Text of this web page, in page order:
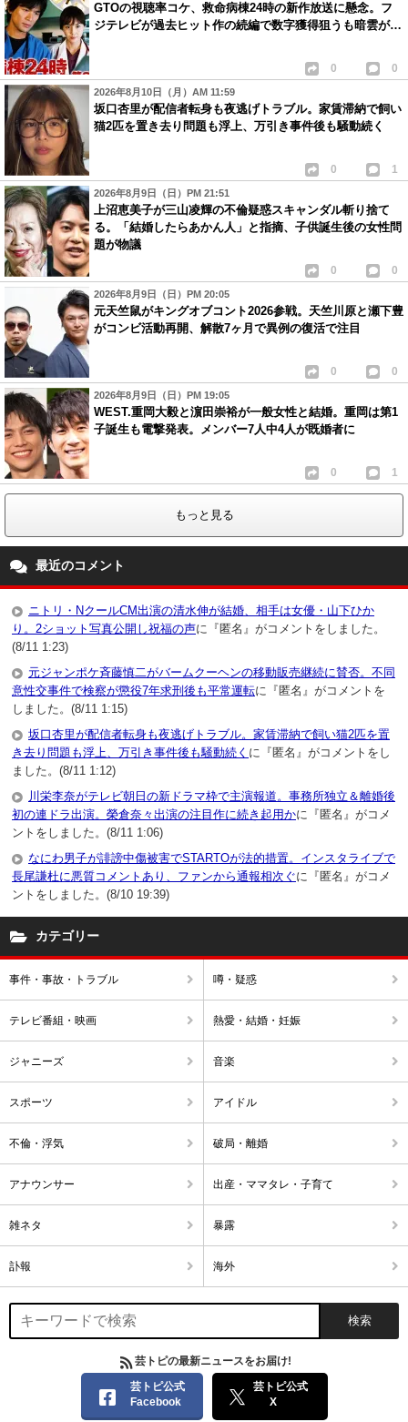
GTOの視聴率コケ、救命病棟24時の新作放送に懸念。フ
ジテレビが過去ヒット作の続編で数字獲得狙うも暗雲が…
0 0
2026年8月10日（月）AM 11:59
坂口杏里が配信者転身も夜逃げトラブル。家賃滞納で飼い
猫2匹を置き去り問題も浮上、万引き事件後も騒動続く
0 1
2026年8月9日（日）PM 21:51
上沼恵美子が三山凌輝の不倫疑惑スキャンダル斬り捨て
る。「結婚したらあかん人」と指摘、子供誕生後の女性問
題が物議
0 0
2026年8月9日（日）PM 20:05
元天竺鼠がキングオブコント2026参戦。天竺川原と瀬下豊
がコンビ活動再開、解散7ヶ月で異例の復活で注目
0 0
2026年8月9日（日）PM 19:05
WEST.重岡大毅と濵田崇裕が一般女性と結婚。重岡は第1
子誕生も電撃発表。メンバー7人中4人が既婚者に
0 1
もっと見る
最近のコメント
ニトリ・NクールCM出演の清水伸が結婚、相手は女優・山下ひか
り。2ショット写真公開し祝福の声に『匿名』がコメントをしました。
(8/11 1:23)
元ジャンポケ斉藤慎二がバームクーヘンの移動販売継続に賛否。不同
意性交事件で検察が懲役7年求刑後も平常運転に『匿名』がコメントを
しました。(8/11 1:15)
坂口杏里が配信者転身も夜逃げトラブル。家賃滞納で飼い猫2匹を置
き去り問題も浮上、万引き事件後も騒動続く に『匿名』がコメントをし
ました。(8/11 1:12)
川栄李奈がテレビ朝日の新ドラマ枠で主演報道。事務所独立＆離婚後
初の連ドラ出演。榮倉奈々出演の注目作に続き起用かに『匿名』がコメ
ントをしました。(8/11 1:06)
なにわ男子が誹謗中傷被害でSTARTOが法的措置。インスタライブで
長尾謙杜に悪質コメントあり、ファンから通報相次ぐに『匿名』がコメ
ントをしました。(8/10 19:39)
カテゴリー
事件・事故・トラブル 噂・疑惑
テレビ番組・映画 熱愛・結婚・妊娠
ジャニーズ 音楽
スポーツ アイドル
不倫・浮気 破局・離婚
アナウンサー 出産・ママタレ・子育て
雑ネタ 暴露
訃報 海外
芸トピの最新ニュースをお届け!
芸トピ公式
Facebook
芸トピ公式
X